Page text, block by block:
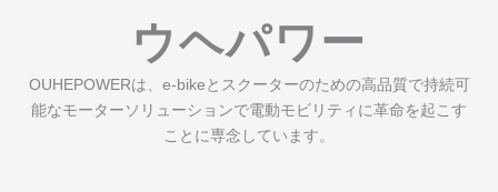
ウヘパワー
OUHEPOWERは、e-bikeとスクーターのための高品質で持続可
能なモーターソリューションで電動モビリティに革命を起こす
ことに専念しています。